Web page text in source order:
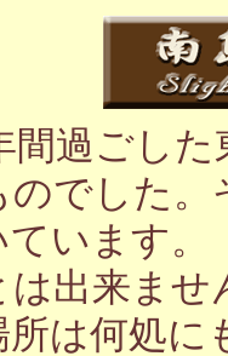
間過ごし
でした
います
出来ま
は何処